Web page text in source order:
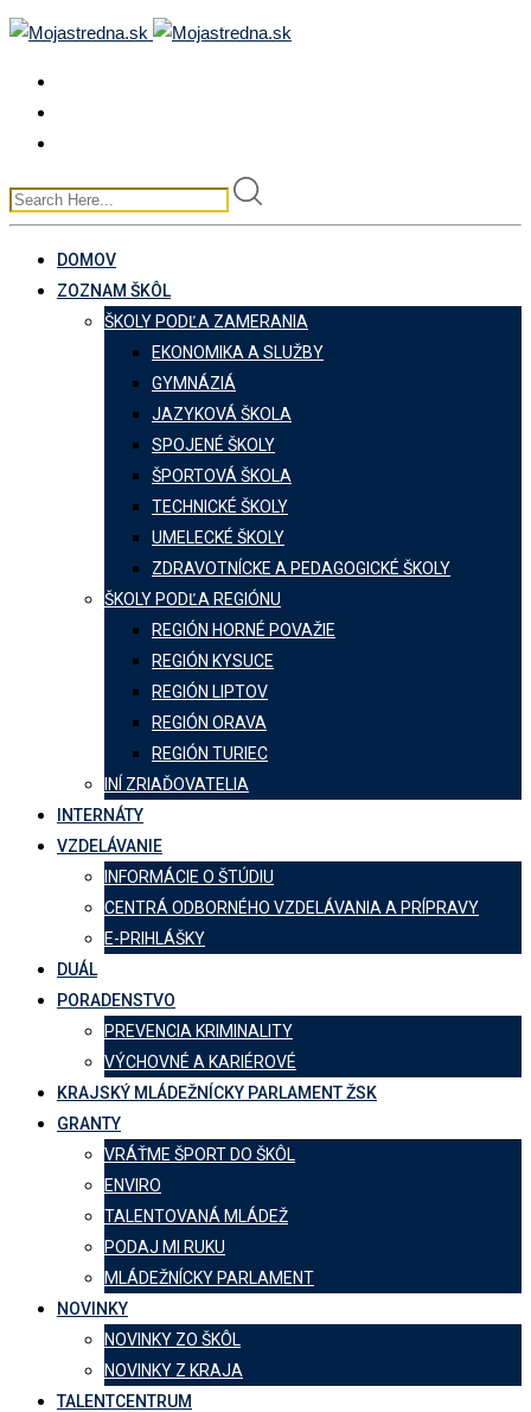
Skip
DOMOV
ZOZNAM ŠKÔL
ŠKOLY PODĽA ZAMERANIA
EKONOMIKA A SLUŽBY
GYMNÁZIÁ
JAZYKOVÁ ŠKOLA
SPOJENÉ ŠKOLY
ŠPORTOVÁ ŠKOLA
TECHNICKÉ ŠKOLY
UMELECKÉ ŠKOLY
ZDRAVOTNÍCKE A PEDAGOGICKÉ ŠKOLY
ŠKOLY PODĽA REGIÓNU
REGIÓN HORNÉ POVAŽIE
REGIÓN KYSUCE
REGIÓN LIPTOV
REGIÓN ORAVA
REGIÓN TURIEC
INÍ ZRIAĎOVATELIA
INTERNÁTY
VZDELÁVANIE
INFORMÁCIE O ŠTÚDIU
CENTRÁ ODBORNÉHO VZDELÁVANIA A PRÍPRAVY
E-PRIHLÁŠKY
DUÁL
PORADENSTVO
PREVENCIA KRIMINALITY
VÝCHOVNÉ A KARIÉROVÉ
KRAJSKÝ MLÁDEŽNÍCKY PARLAMENT ŽSK
GRANTY
VRÁŤME ŠPORT DO ŠKÔL
ENVIRO
TALENTOVANÁ MLÁDEŽ
PODAJ MI RUKU
MLÁDEŽNÍCKY PARLAMENT
NOVINKY
NOVINKY ZO ŠKÔL
NOVINKY Z KRAJA
TALENTCENTRUM